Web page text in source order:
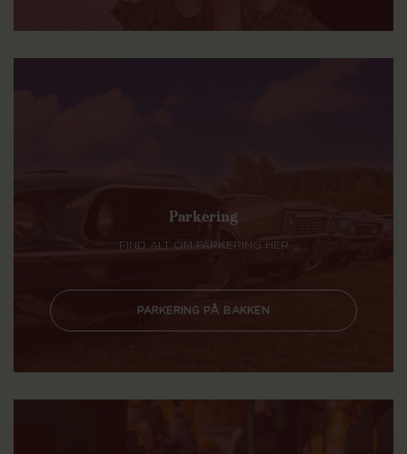
Parkering
FIND ALT OM PARKERING HER
PARKERING PÅ BAKKEN